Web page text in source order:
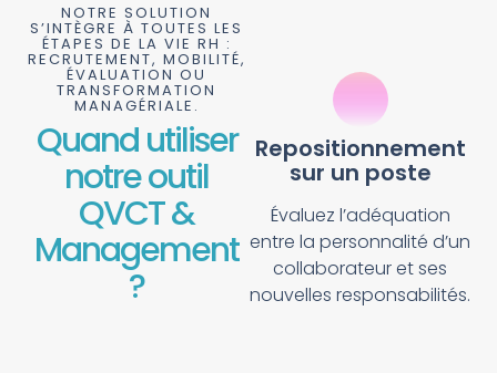
NOTRE SOLUTION
S’INTÈGRE À TOUTES LES
ÉTAPES DE LA VIE RH :
RECRUTEMENT, MOBILITÉ,
ÉVALUATION OU
TRANSFORMATION
MANAGÉRIALE.
Quand utiliser
notre outil
QVCT &
Management
?
Repositionnement
sur un poste
Évaluez l’adéquation
entre la personnalité d’un
collaborateur et ses
nouvelles responsabilités.